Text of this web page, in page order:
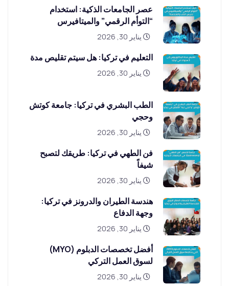
عصر الجامعات الذكية: استخدام
“التوأم الرقمي” والميتافيرس
يناير 30, 2026
التعليم في تركيا: هل سيتم تقليص مدة
يناير 30, 2026
الطب البشري في تركيا: جامعة كوتش
وحجي
يناير 30, 2026
فن الطهي في تركيا: طريقك لتصبح
شيفاً
يناير 30, 2026
هندسة الطيران والدرونز في تركيا:
وجهة الدفاع
يناير 30, 2026
أفضل تخصصات الدبلوم (MYO)
لسوق العمل التركي
يناير 30, 2026